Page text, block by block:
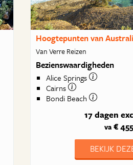
Hoogtepunten van
Van Verre Reizen
Bezienswaardigheden
Alice Springs
Cairns
Bondi Beach
17 dagen
va €
BEKIJK